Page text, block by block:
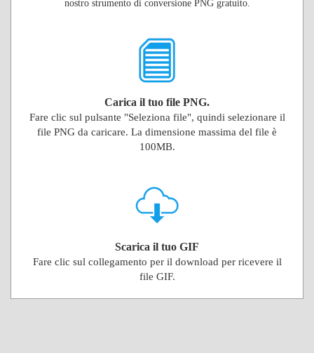
nostro strumento di conversione PNG gratuito.
Carica il tuo file PNG.
Fare clic sul pulsante "Seleziona file", quindi selezionare il
file PNG da caricare. La dimensione massima del file è
100MB.
Scarica il tuo GIF
Fare clic sul collegamento per il download per ricevere il
file GIF.